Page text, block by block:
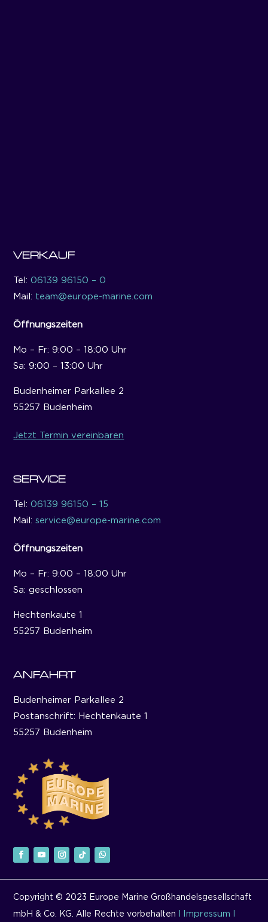
VERKAUF
Tel:06139 96150 – 0
Mail: team@europe-marine.com
Öffnungszeiten
Mo – Fr: 9:00 – 18:00 Uhr
Sa: 9:00 – 13:00 Uhr
Budenheimer Parkallee 2
55257 Budenheim
Jetzt Termin vereinbaren
SERVICE
Tel:06139 96150 – 15
Mail:service@europe-marine.com
Öffnungszeiten
Mo – Fr: 9:00 – 18:00 Uhr
Sa: geschlossen
Hechtenkaute 1
55257 Budenheim
ANFAHRT
Budenheimer Parkallee 2
Postanschrift: Hechtenkaute 1
55257 Budenheim
Copyright © 2023 Europe Marine Großhandelsgesellschaft
mbH & Co. KG. Alle Rechte vorbehalten Impressum